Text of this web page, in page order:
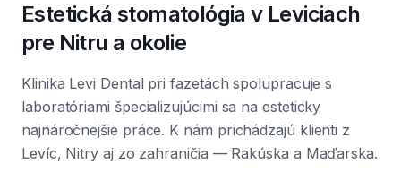
Estetická stomatológia v Leviciach
pre Nitru a okolie
Klinika Levi Dental pri fazetách spolupracuje s
laboratóriami špecializujúcimi sa na esteticky
najnáročnejšie práce. K nám prichádzajú klienti z
Levíc, Nitry aj zo zahraničia — Rakúska a Maďarska.